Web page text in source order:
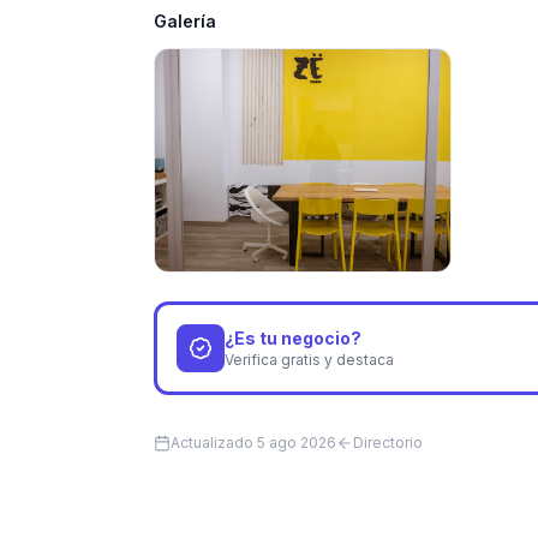
Galería
¿Es tu negocio?
Verifica gratis y destaca
Actualizado 5 ago 2026 Directorio